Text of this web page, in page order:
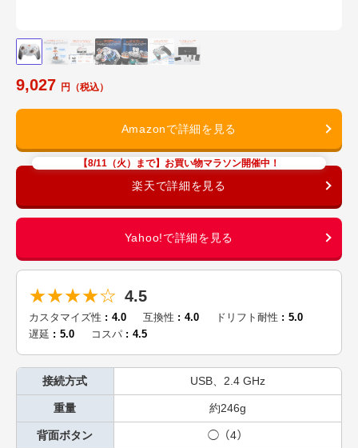
9,027
【8/11（火）まで】お買い物マラソン開催中！
★★★★☆ 4.5
カスタマイズ性 4.0 互換性 4.0 ドリフト耐性
5.0
遅延
5.0 コスパ 4.5
接続方式 USB、2.4 GHz
重量 約246g
背面ボタン ◯（4）